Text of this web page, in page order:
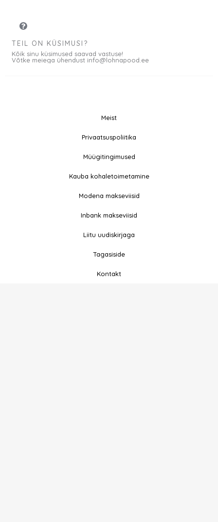
TEIL ON KÜSIMUSI?
Kõik sinu küsimused saavad vastuse!
Võtke meiega ühendust info@lohnapood.ee
Meist
Privaatsuspoliitika
Müügitingimused
Kauba kohaletoimetamine
Modena makseviisid
Inbank makseviisid
Liitu uudiskirjaga
Tagasiside
Kontakt